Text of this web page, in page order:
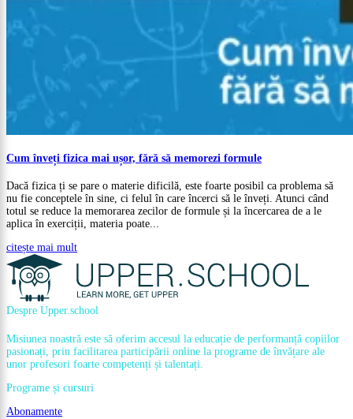
Cum înveți fizica mai ușor, fără să memorezi formule
Dacă fizica ți se pare o materie dificilă, este foarte posibil ca problema să
nu fie conceptele în sine, ci felul în care încerci să le înveți. Atunci când
totul se reduce la memorarea zecilor de formule și la încercarea de a le
aplica în exerciții, materia poate...
citește mai mult
Despre Upper.school
Misiunea noastră este să oferim accesul la educație de performanță copiilor
pasionați, prin facilitarea participării online la programe de învățare ale
unor profesori foarte competenți și talentați.
Programe și cursuri
Abonamente